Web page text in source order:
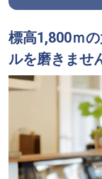
標高1,800ｍ
ルを磨きませ